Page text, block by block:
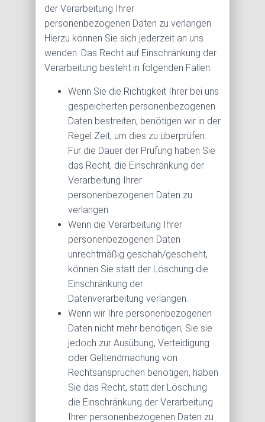
der Verarbeitung Ihrer
personenbezogenen Daten zu verlangen.
Hierzu können Sie sich jederzeit an uns
wenden. Das Recht auf Einschränkung der
Verarbeitung besteht in folgenden Fällen:
Wenn Sie die Richtigkeit Ihrer bei uns
gespeicherten personenbezogenen
Daten bestreiten, benötigen wir in der
Regel Zeit, um dies zu überprüfen.
Für die Dauer der Prüfung haben Sie
das Recht, die Einschränkung der
Verarbeitung Ihrer
personenbezogenen Daten zu
verlangen.
Wenn die Verarbeitung Ihrer
personenbezogenen Daten
unrechtmäßig geschah/geschieht,
können Sie statt der Löschung die
Einschränkung der
Datenverarbeitung verlangen.
Wenn wir Ihre personenbezogenen
Daten nicht mehr benötigen, Sie sie
jedoch zur Ausübung, Verteidigung
oder Geltendmachung von
Rechtsansprüchen benötigen, haben
Sie das Recht, statt der Löschung
die Einschränkung der Verarbeitung
Ihrer personenbezogenen Daten zu